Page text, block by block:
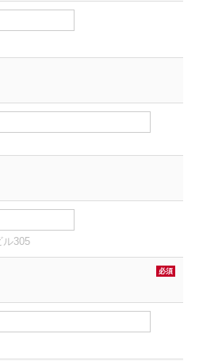
305
必須